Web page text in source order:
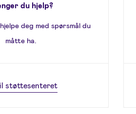
du hjelp?
deg med spørsmål du
måtte ha.
støttesenteret